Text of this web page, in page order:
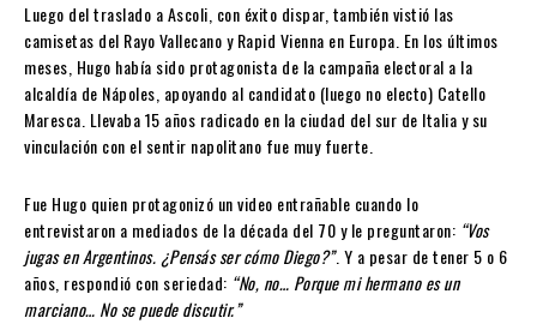
Luego del traslado a Ascoli, con éxito dispar, también vistió las
camisetas del Rayo Vallecano y Rapid Vienna en Europa. En los últimos
meses, Hugo había sido protagonista de la campaña electoral a la
alcaldía de Nápoles, apoyando al candidato (luego no electo) Catello
Maresca. Llevaba 15 años radicado en la ciudad del sur de Italia y su
vinculación con el sentir napolitano fue muy fuerte.
Fue Hugo quien protagonizó un video entrañable cuando lo
entrevistaron a mediados de la década del 70 y le preguntaron: “Vos
jugas en Argentinos. ¿Pensás ser cómo Diego?”. Y a pesar de tener 5 o 6
años, respondió con seriedad: “No, no… Porque mi hermano es un
marciano… No se puede discutir.”